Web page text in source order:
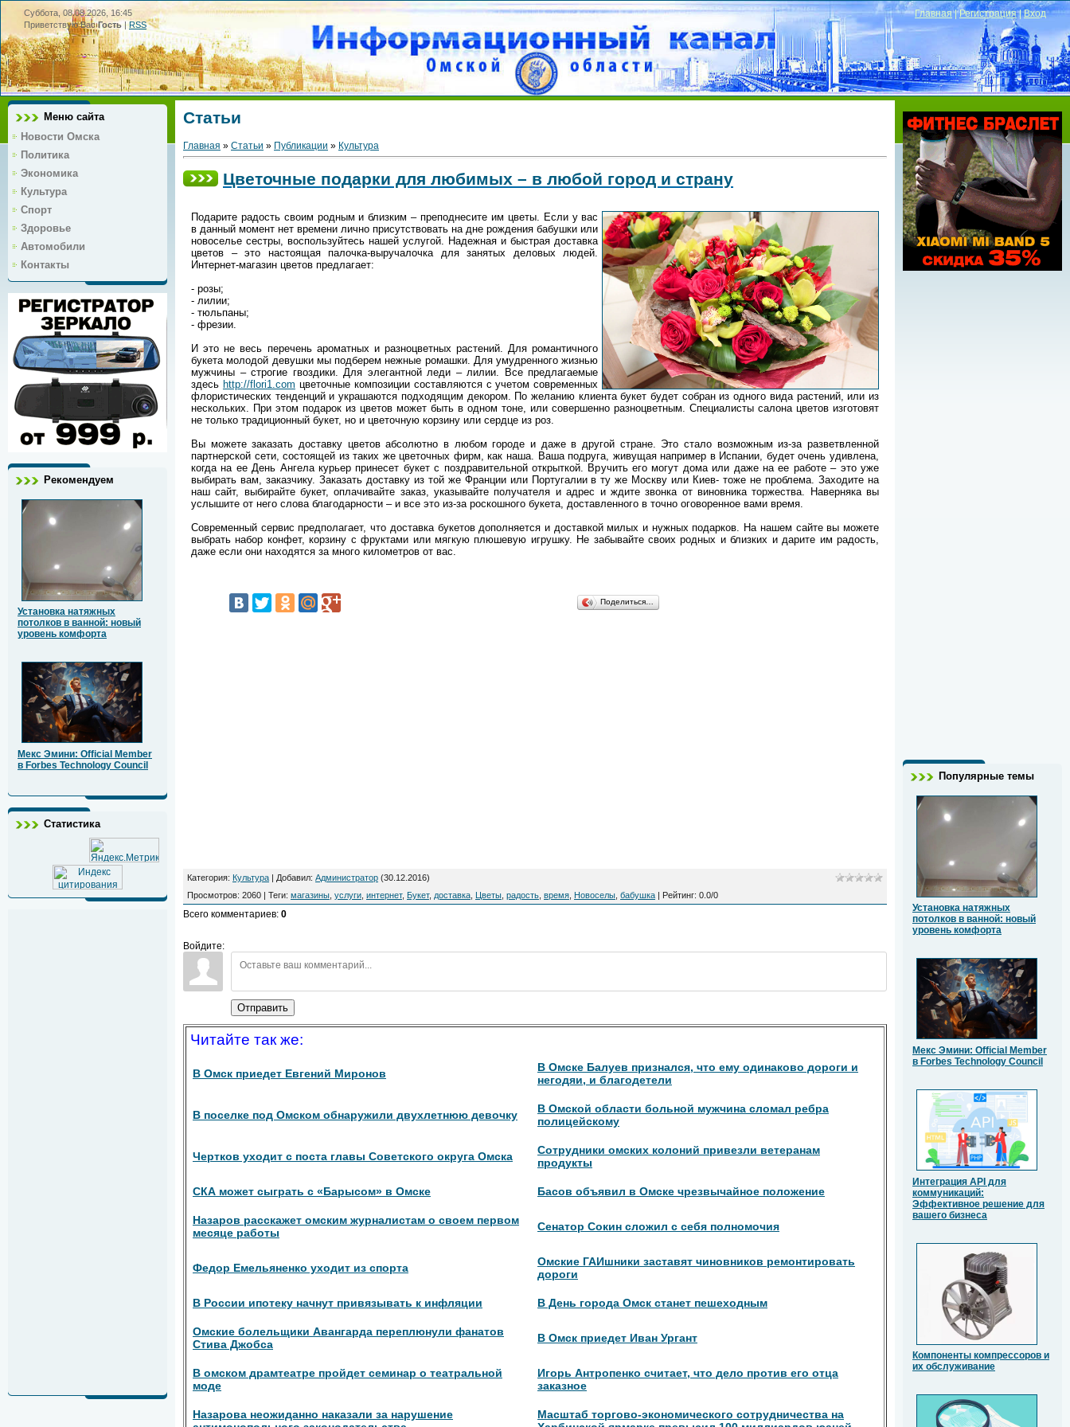
Суббота, 08.08.2026, 16:45
Приветствую Вас Гость|RSS
Главная|Регистрация|Вход
Меню сайта
Новости Омска
Политика
Экономика
Культура
Спорт
Здоровье
Автомобили
Контакты
Рекомендуем
Установка натяжных
потолков в ванной: новый
уровень комфорта
Мекс Эмини: Official Member
в Forbes Technology Council
Статистика
Статьи
Главная » Статьи » Публикации » Культура
Цветочные подарки для любимых – в любой город и страну
Подарите радость своим родным и близким – преподнесите им цветы. Если у вас
в данный момент нет времени лично присутствовать на дне рождения бабушки или
новоселье сестры, воспользуйтесь нашей услугой. Надежная и быстрая доставка
цветов – это настоящая палочка-выручалочка для занятых деловых людей.
Интернет-магазин цветов предлагает:
- розы;
- лилии;
- тюльпаны;
- фрезии.
И это не весь перечень ароматных и разноцветных растений. Для романтичного
букета молодой девушки мы подберем нежные ромашки. Для умудренного жизнью
мужчины – строгие гвоздики. Для элегантной леди – лилии. Все предлагаемые
здесь http://flori1.com цветочные композиции составляются с учетом современных
флористических тенденций и украшаются подходящим декором. По желанию клиента букет будет собран из одного вида растений, или из
нескольких. При этом подарок из цветов может быть в одном тоне, или совершенно разноцветным. Специалисты салона цветов изготовят
не только традиционный букет, но и цветочную корзину или сердце из роз.
Вы можете заказать доставку цветов абсолютно в любом городе и даже в другой стране. Это стало возможным из-за разветвленной
партнерской сети, состоящей из таких же цветочных фирм, как наша. Ваша подруга, живущая например в Испании, будет очень удивлена,
когда на ее День Ангела курьер принесет букет с поздравительной открыткой. Вручить его могут дома или даже на ее работе – это уже
выбирать вам, заказчику. Заказать доставку из той же Франции или Португалии в ту же Москву или Киев- тоже не проблема. Заходите на
наш сайт, выбирайте букет, оплачивайте заказ, указывайте получателя и адрес и ждите звонка от виновника торжества. Наверняка вы
услышите от него слова благодарности – и все это из-за роскошного букета, доставленного в точно оговоренное вами время.
Современный сервис предполагает, что доставка букетов дополняется и доставкой милых и нужных подарков. На нашем сайте вы можете
выбрать набор конфет, корзину с фруктами или мягкую плюшевую игрушку. Не забывайте своих родных и близких и дарите им радость,
даже если они находятся за много километров от вас.
Поделиться…
Категория: Культура | Добавил: Администратор (30.12.2016)
Просмотров: 2060 | Теги: магазины услуги интернет, Букет, доставка Цветы радость время Новоселы бабушка | Рейтинг: 0.0/0
Всего комментариев: 0
Войдите:
Отправить
Читайте так же:
В Омск приедет Евгений Миронов
В Омске Балуев признался, что ему одинаково дороги и
негодяи, и благодетели
В поселке под Омском обнаружили двухлетнюю девочку
В Омской области больной мужчина сломал ребра
полицейскому
Чертков уходит с поста главы Советского округа Омска
Сотрудники омских колоний привезли ветеранам
продукты
СКА может сыграть с «Барысом» в Омске Басов объявил в Омске чрезвычайное положение
Назаров расскажет омским журналистам о своем первом
месяце работы
Сенатор Сокин сложил с себя полномочия
Федор Емельяненко уходит из спорта
Омские ГАИшники заставят чиновников ремонтировать
дороги
В России ипотеку начнут привязывать к инфляции В День города Омск станет пешеходным
Омские болельщики Авангарда переплюнули фанатов
Стива Джобса
В Омск приедет Иван Ургант
В омском драмтеатре пройдет семинар о театральной
моде
Игорь Антропенко считает, что дело против его отца
заказное
Назарова неожиданно наказали за нарушение
Масштаб торгово-экономического сотрудничества на
Популярные темы
Установка натяжных
потолков в ванной: новый
уровень комфорта
Мекс Эмини: Official Member
в Forbes Technology Council
Интеграция API для
коммуникаций:
Эффективное решение для
вашего бизнеса
Компоненты компрессоров и
их обслуживание